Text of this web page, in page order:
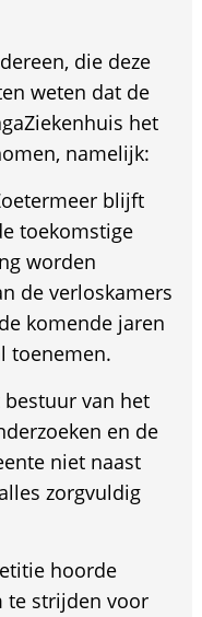
die deze
weten dat de
het
namelijk:
blijft
toekomstige
worden
de verloskamers
komende jaren
toenemen.
van het
en de
niet naast
zorgvuldig
hoorde
te strijden voor